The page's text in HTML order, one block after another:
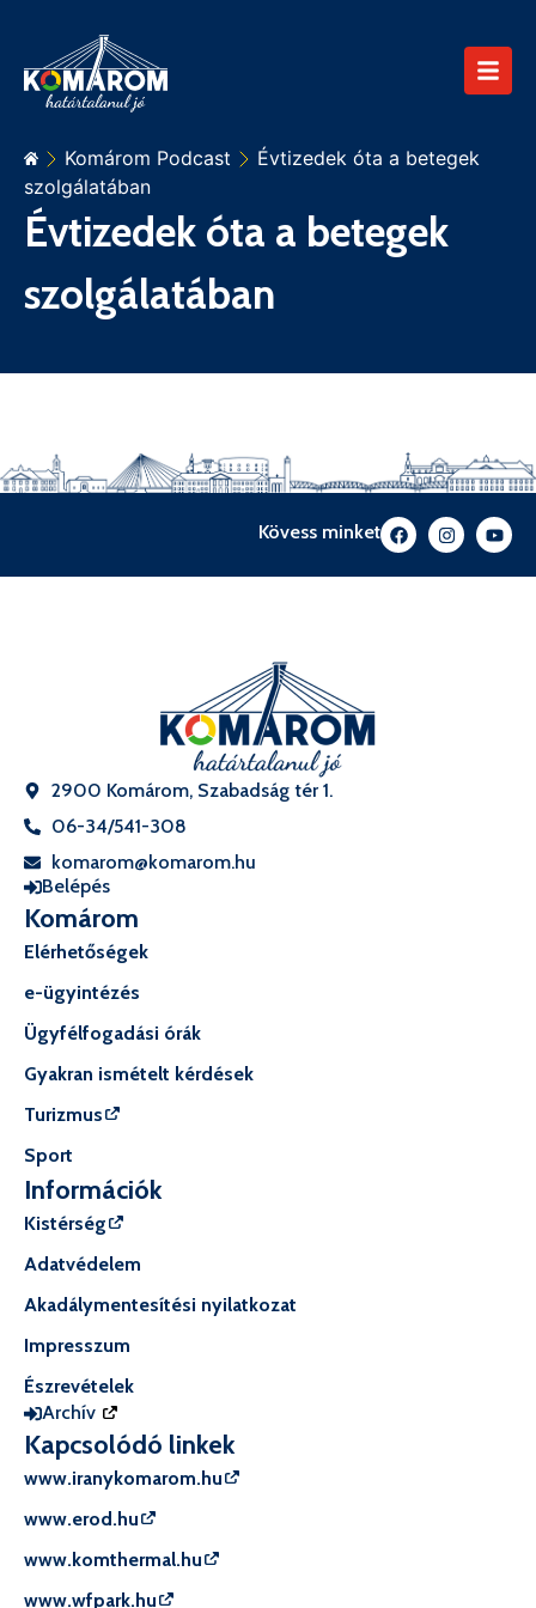
Komárom Podcast
Évtizedek óta a betegek
szolgálatában
Évtizedek óta a betegek
szolgálatában
Kövess minket
2900 Komárom, Szabadság tér 1.
06-34/541-308
komarom@komarom.hu
Belépés
Komárom
Elérhetőségek
e-ügyintézés
Ügyfélfogadási órák
Gyakran ismételt kérdések
Turizmus
Sport
Információk
Kistérség
Adatvédelem
Akadálymentesítési nyilatkozat
Impresszum
Észrevételek
Archív
Kapcsolódó linkek
www.iranykomarom.hu
www.erod.hu
www.komthermal.hu
www.wfpark.hu